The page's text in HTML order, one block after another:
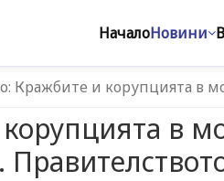
НачалоНовини
Кражбите и корупцията в
в